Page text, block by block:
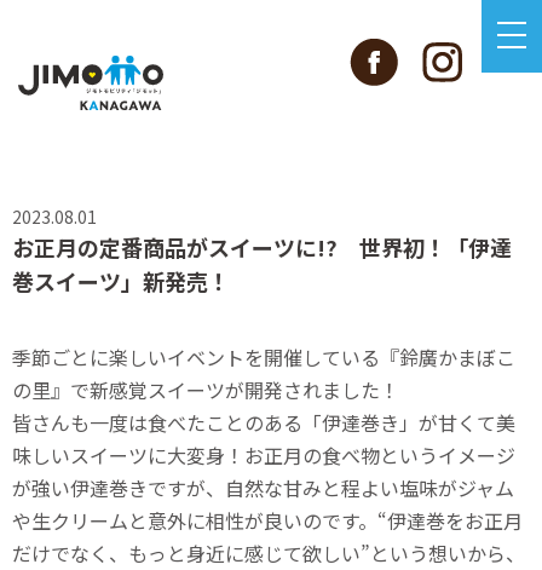
2023.08.01
お正月の定番商品がスイーツに!? 世界初！「伊達
巻スイーツ」新発売！
季節ごとに楽しいイベントを開催している『鈴廣かまぼこ
の里』で新感覚スイーツが開発されました！
皆さんも一度は食べたことのある「伊達巻き」が甘くて美
味しいスイーツに大変身！お正月の食べ物というイメージ
が強い伊達巻きですが、自然な甘みと程よい塩味がジャム
や生クリームと意外に相性が良いのです。“伊達巻をお正月
だけでなく、もっと身近に感じて欲しい”という想いから、